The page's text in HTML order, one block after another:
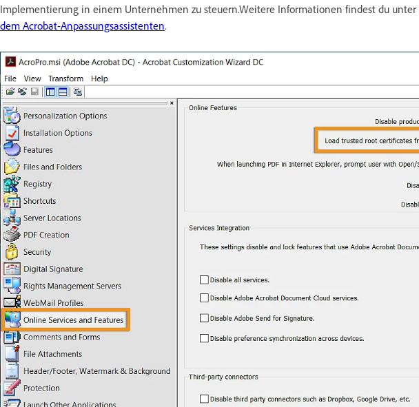
Implementierung in einem Unternehmen zu steuern.Weitere Informationen findest du unter
dem Acrobat-Anpassungsassistenten.